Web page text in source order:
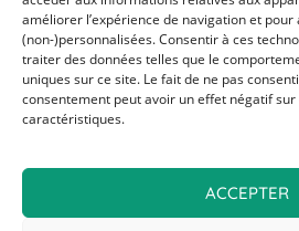
améliorer l’expérience de navigation et
(non-)personnalisées. Consentir à ces
traiter des données telles que le
uniques sur ce site. Le fait de ne pas
consentement peut avoir un effet négatif
caractéristiques.
ACCEPTER